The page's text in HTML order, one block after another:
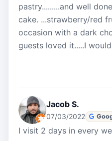
pastry.........and well
cake. ...strawberry/red
occasion with a dark
guests loved it.....I
Jacob S.
07/03/2022
I visit 2 days in every